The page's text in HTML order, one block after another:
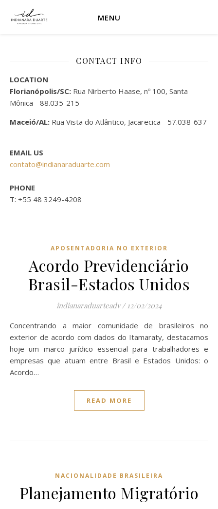
MENU
CONTACT INFO
LOCATION
Florianópolis/SC: Rua Nirberto Haase, nº 100, Santa
Mônica - 88.035-215
Maceió/AL: Rua Vista do Atlântico, Jacarecica - 57.038-637
EMAIL US
contato@indianaraduarte.com
PHONE
T: +55 48 3249-4208
APOSENTADORIA NO EXTERIOR
Acordo Previdenciário
Brasil-Estados Unidos
indianaraduarteadv / 12/02/2024
Concentrando a maior comunidade de brasileiros no
exterior de acordo com dados do Itamaraty, destacamos
hoje um marco jurídico essencial para trabalhadores e
empresas que atuam entre Brasil e Estados Unidos: o
Acordo…
READ MORE
NACIONALIDADE BRASILEIRA
Planejamento Migratório